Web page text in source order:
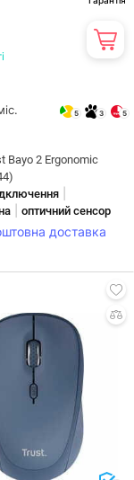
5 3 5
2 Ergonomic
оптичний сенсор
доставка